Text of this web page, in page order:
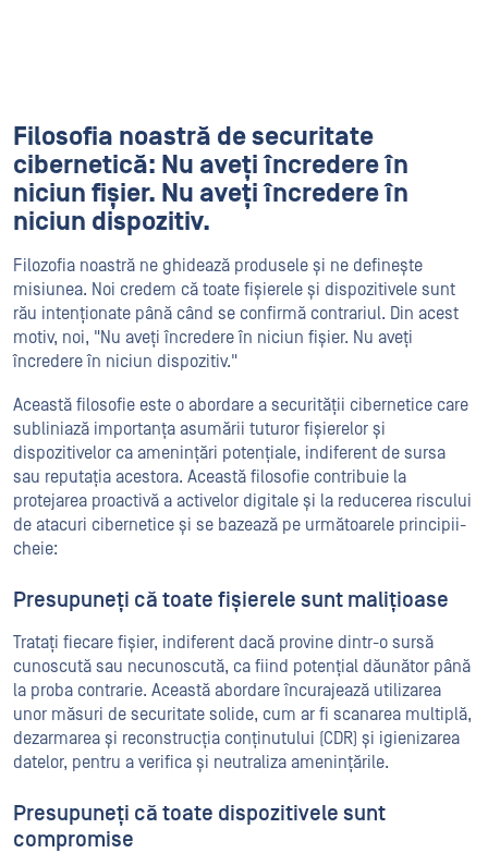
Filosofia noastră de securitate
cibernetică: Nu aveți încredere în
niciun fișier. Nu aveți încredere în
niciun dispozitiv.
Filozofia noastră ne ghidează produsele și ne definește
misiunea. Noi credem că toate fișierele și dispozitivele sunt
rău intenționate până când se confirmă contrariul. Din acest
motiv, noi, "Nu aveți încredere în niciun fișier. Nu aveți
încredere în niciun dispozitiv."
Această filosofie este o abordare a securității cibernetice care
subliniază importanța asumării tuturor fișierelor și
dispozitivelor ca amenințări potențiale, indiferent de sursa
sau reputația acestora. Această filosofie contribuie la
protejarea proactivă a activelor digitale și la reducerea riscului
de atacuri cibernetice și se bazează pe următoarele principii-
cheie:
Presupuneți că toate fișierele sunt malițioase
Tratați fiecare fișier, indiferent dacă provine dintr-o sursă
cunoscută sau necunoscută, ca fiind potențial dăunător până
la proba contrarie. Această abordare încurajează utilizarea
unor măsuri de securitate solide, cum ar fi scanarea multiplă,
dezarmarea și reconstrucția conținutului (CDR) și igienizarea
datelor, pentru a verifica și neutraliza amenințările.
Presupuneți că toate dispozitivele sunt
compromise